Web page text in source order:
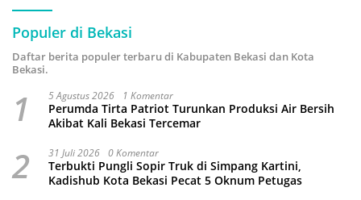
Populer di Bekasi
Daftar berita populer terbaru di Kabupaten Bekasi dan Kota
Bekasi.
1 5 Agustus 2026 1 Komentar
Perumda Tirta Patriot Turunkan Produksi Air Bersih
Akibat Kali Bekasi Tercemar
2 31 Juli 2026 0 Komentar
Terbukti Pungli Sopir Truk di Simpang Kartini,
Kadishub Kota Bekasi Pecat 5 Oknum Petugas